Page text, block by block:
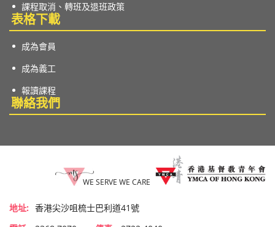
課程取消、轉班及退班政策
表格下載
成為會員
成為義工
報讀課程
聯絡我們
地址: 香港尖沙咀梳士巴利道41號
WE SERVE WE CARE